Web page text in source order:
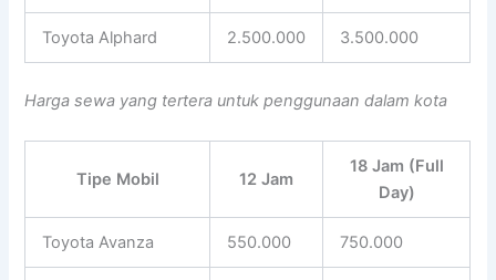
Toyota Alphard 2.500.000 3.500.000
Harga sewa yang tertera untuk penggunaan dalam kota
Tipe Mobil 12 Jam
18 Jam (Full
Day)
Toyota Avanza 550.000 750.000